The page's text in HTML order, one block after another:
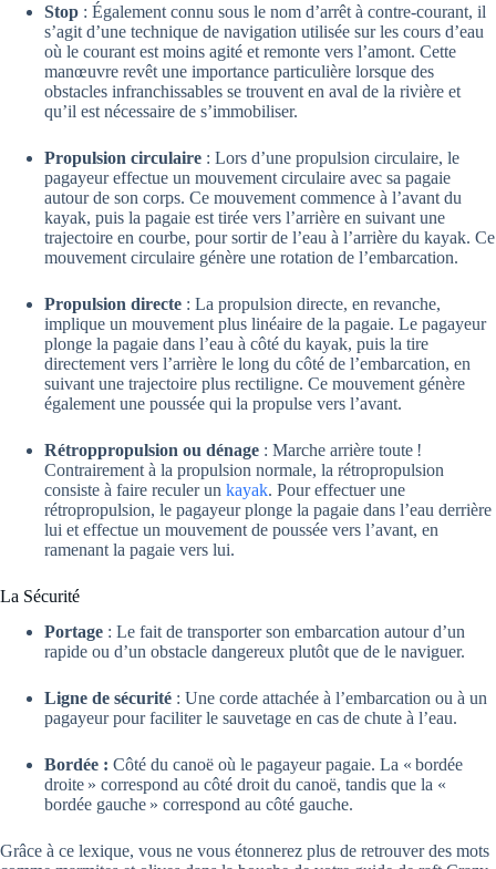
Stop : Également connu sous le nom d’arrêt à contre-courant, il
s’agit d’une technique de navigation utilisée sur les cours d’eau
où le courant est moins agité et remonte vers l’amont. Cette
manœuvre revêt une importance particulière lorsque des
obstacles infranchissables se trouvent en aval de la rivière et
qu’il est nécessaire de s’immobiliser.
Propulsion circulaire : Lors d’une propulsion circulaire, le
pagayeur effectue un mouvement circulaire avec sa pagaie
autour de son corps. Ce mouvement commence à l’avant du
kayak, puis la pagaie est tirée vers l’arrière en suivant une
trajectoire en courbe, pour sortir de l’eau à l’arrière du kayak. Ce
mouvement circulaire génère une rotation de l’embarcation.
Propulsion directe : La propulsion directe, en revanche,
implique un mouvement plus linéaire de la pagaie. Le pagayeur
plonge la pagaie dans l’eau à côté du kayak, puis la tire
directement vers l’arrière le long du côté de l’embarcation, en
suivant une trajectoire plus rectiligne. Ce mouvement génère
également une poussée qui la propulse vers l’avant.
Rétroppropulsion ou dénage : Marche arrière toute !
Contrairement à la propulsion normale, la rétropropulsion
consiste à faire reculer un kayak. Pour effectuer une
rétropropulsion, le pagayeur plonge la pagaie dans l’eau derrière
lui et effectue un mouvement de poussée vers l’avant, en
ramenant la pagaie vers lui.
La Sécurité
Portage : Le fait de transporter son embarcation autour d’un
rapide ou d’un obstacle dangereux plutôt que de le naviguer.
Ligne de sécurité : Une corde attachée à l’embarcation ou à un
pagayeur pour faciliter le sauvetage en cas de chute à l’eau.
Bordée : Côté du canoë où le pagayeur pagaie. La « bordée
droite » correspond au côté droit du canoë, tandis que la «
bordée gauche » correspond au côté gauche.
Grâce à ce lexique, vous ne vous étonnerez plus de retrouver des mots